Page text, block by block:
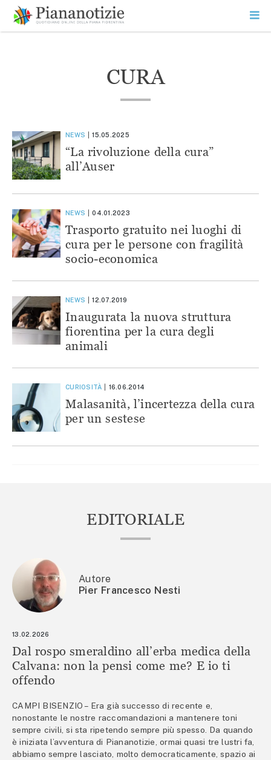
contenuto
SEARCH
CURA
NEWS 15.05.2025
“La rivoluzione della cura”
all’Auser
NEWS 04.01.2023
Trasporto gratuito nei luoghi di
cura per le persone con fragilità
socio-economica
NEWS 12.07.2019
Inaugurata la nuova struttura
fiorentina per la cura degli
animali
CURIOSITÀ 16.06.2014
Malasanità, l’incertezza della cura
per un sestese
EDITORIALE
Autore
Pier Francesco Nesti
13.02.2026
Dal rospo smeraldino all’erba medica della
Calvana: non la pensi come me? E io ti
offendo
CAMPI BISENZIO – Era già successo di recente e,
nonostante le nostre raccomandazioni a mantenere toni
sempre civili, si sta ripetendo sempre più spesso. Da quando
è iniziata l’avventura di Piananotizie, ormai quasi tre lustri fa,
abbiamo sempre lasciato, molto democraticamente, spazio ai